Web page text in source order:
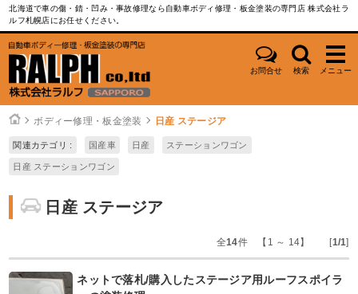
北海道で車の傷・錆・凹み・事故修理なら自動車ボディ修理・板金塗装の専門店 株式会社ラ
ルフ札幌店にお任せください。
お問合せ 検索 メニュー
ボディー修理・板金塗装 日産 ステージア
関連カテゴリ : 国産車 日産 ステーションワゴン
日産 ステーションワゴン
日産 ステージア
全14件 【1 ～ 14】 [1/1]
ネットで落札/購入したステージア用ルーフスポイラ